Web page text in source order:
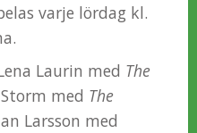
varje lördag kl.
Laurin med The
med The
Larsson med